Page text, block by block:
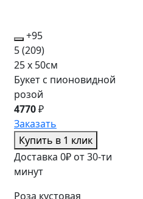
+95
5(209)
25 x 50см
Букет с пионовидной
розой
4770₽
Заказать
Купить в 1 клик
Доставка 0₽ от 30-ти
минут
Роза кустовая